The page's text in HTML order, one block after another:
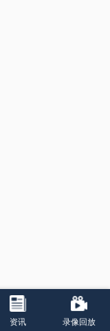
资讯 录像回放